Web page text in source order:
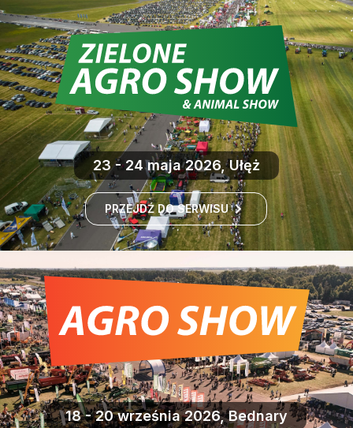
23 - 24 maja 2026, Ułęż
PRZEJDŹ DO SERWISU
18 - 20 września 2026, Bednary